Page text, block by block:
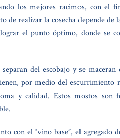
los mejores racimos, con el
realizar la cosecha depende de
el punto óptimo, donde se
del escobajo y se maceran
por medio del escurrimiento
y calidad. Estos mostos son
con el “vino base”, el agregado